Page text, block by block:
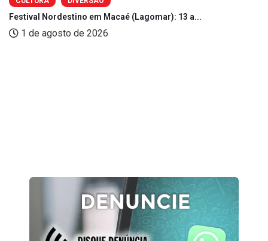
Festival Nordestino em Macaé (Lagomar): 13 a...
1 de agosto de 2026